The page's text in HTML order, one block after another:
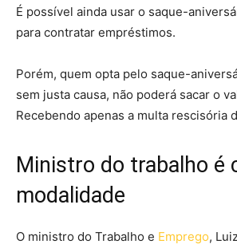
É possível ainda usar o saque-
para contratar empréstimos.
Porém, quem opta pelo saque-
sem justa causa, não poderá sacar o
Recebendo apenas a multa rescisória
Ministro do trabalho é
modalidade
O ministro do Trabalho e Emprego,